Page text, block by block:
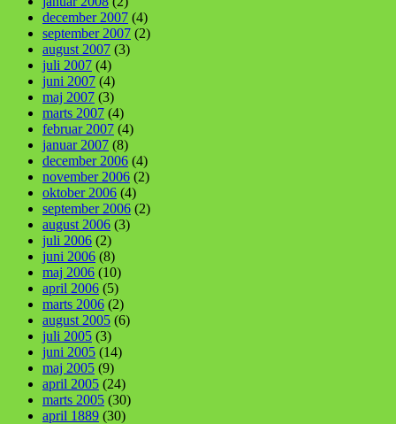
december 2007 (4)
september 2007 (2)
august 2007 (3)
juli 2007 (4)
juni 2007 (4)
maj 2007 (3)
marts 2007 (4)
februar 2007 (4)
januar 2007 (8)
december 2006 (4)
november 2006 (2)
oktober 2006 (4)
september 2006 (2)
august 2006 (3)
juli 2006 (2)
juni 2006 (8)
maj 2006 (10)
april 2006 (5)
marts 2006 (2)
august 2005 (6)
juli 2005 (3)
juni 2005 (14)
maj 2005 (9)
april 2005 (24)
marts 2005 (30)
april 1889 (30)